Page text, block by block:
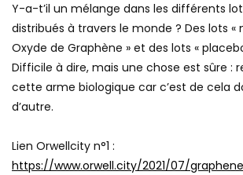
Y-a-t’il un mélange dans les différents
distribués à travers le monde ? Des lots «
Oxyde de Graphène » et des lots «
Difficile à dire, mais une chose est sûre :
cette arme biologique car c’est de cela
d’autre.
Lien Orwellcity n°1 :
https://www.orwell.city/2021/07/